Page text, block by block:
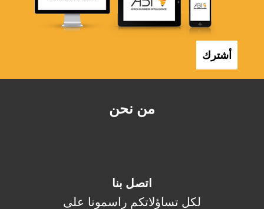
من نحن
اتصل بنا
لكل تساؤلاتكم راسمونا على
أشترك